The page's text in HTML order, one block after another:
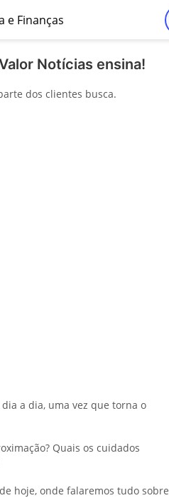
e Finanças
Notícias ensina!
dos clientes busca.
a dia, uma vez que torna o
Quais os cuidados
hoje, onde falaremos tudo sobre